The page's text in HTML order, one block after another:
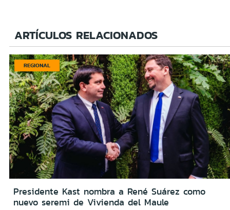
ARTÍCULOS RELACIONADOS
REGIONAL
Presidente Kast nombra a René Suárez como
nuevo seremi de Vivienda del Maule